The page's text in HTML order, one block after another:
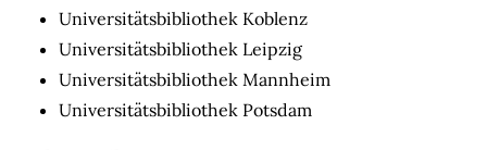
Universitätsbibliothek Koblenz
Universitätsbibliothek Leipzig
Universitätsbibliothek Mannheim
Universitätsbibliothek Potsdam